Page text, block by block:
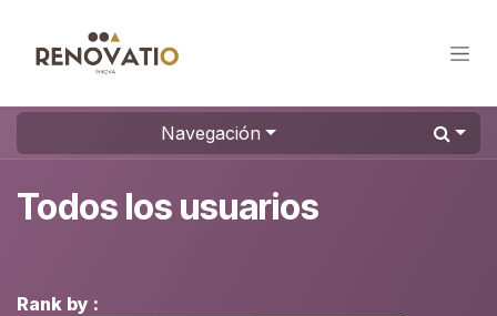
Navegación
Todos los usuarios
Rank by :